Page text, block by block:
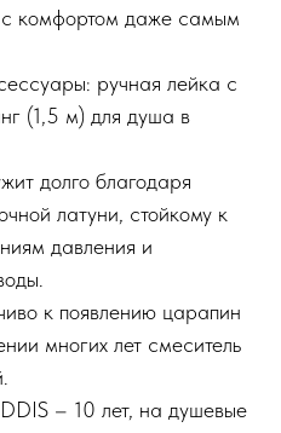
с комфортом даже самым
ручная лейка с
(1,5 м) для душа в
долго благодаря
латуни, стойкому к
давления и
к появлению царапин
многих лет смеситель
– 10 лет, на душевые